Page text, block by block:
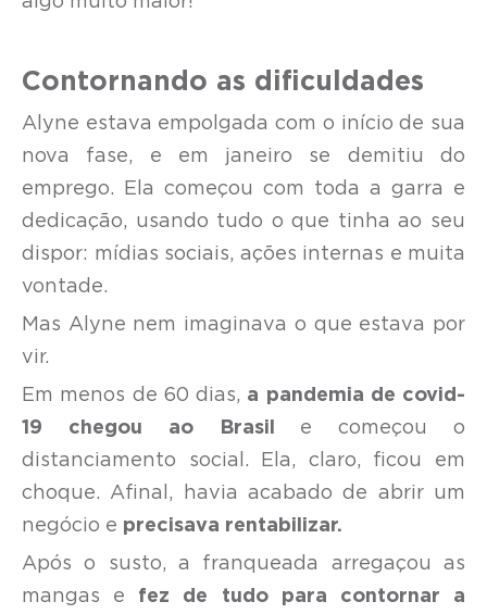
Contornando as dificuldades
Alyne estava empolgada com o início de sua
nova fase, e em janeiro se demitiu do
emprego. Ela começou com toda a garra e
dedicação, usando tudo o que tinha ao seu
dispor: mídias sociais, ações internas e muita
vontade.
Mas Alyne nem imaginava o que estava por
vir.
Em menos de 60 dias, a pandemia de covid-
19 chegou ao Brasil
e começou o
distanciamento social. Ela, claro, ficou em
choque. Afinal, havia acabado de abrir um
negócio e precisava rentabilizar.
Após o susto, a franqueada arregaçou as
mangas e fez de tudo para contornar a